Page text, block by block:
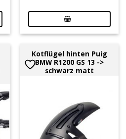
Kotflügel hinten Puig
BMW R1200 GS 13 ->
schwarz matt